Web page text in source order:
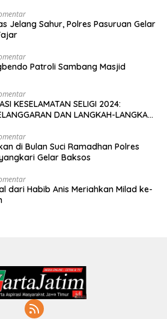
Jelang Sahur, Polres Pasuruan Gelar
Patroli Sambang Masjid
KESELAMATAN SELIGI 2024:
DAN LANGKAH-LANGKAH
di Bulan Suci Ramadhan Polres
Gelar Baksos
dari Habib Anis Meriahkan Milad ke-